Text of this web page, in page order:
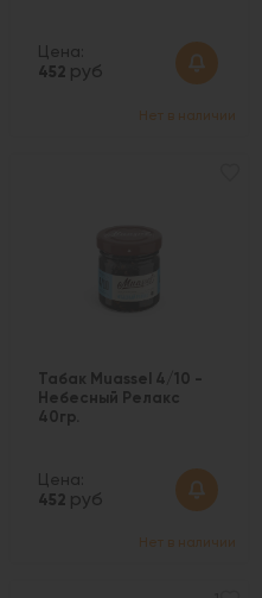
Цена:
452 руб
Нет в наличии
Табак Muassel 4/10 -
Небесный Релакс
40гр.
Цена:
452 руб
Нет в наличии